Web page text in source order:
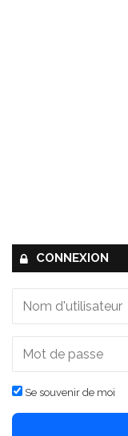
CONNEXION
Se souvenir de moi